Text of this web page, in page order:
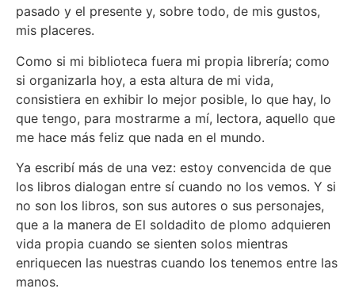
pasado y el presente y, sobre todo, de mis gustos,
mis placeres.
Como si mi biblioteca fuera mi propia librería; como
si organizarla hoy, a esta altura de mi vida,
consistiera en exhibir lo mejor posible, lo que hay, lo
que tengo, para mostrarme a mí, lectora, aquello que
me hace más feliz que nada en el mundo.
Ya escribí más de una vez: estoy convencida de que
los libros dialogan entre sí cuando no los vemos. Y si
no son los libros, son sus autores o sus personajes,
que a la manera de El soldadito de plomo adquieren
vida propia cuando se sienten solos mientras
enriquecen las nuestras cuando los tenemos entre las
manos.